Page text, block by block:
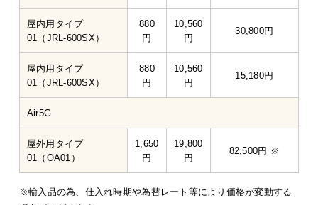
屋内用タイプ
01（JRL-600SX）
880
円
10,560
円
30,800円
屋内用タイプ
01（JRL-600SX）
880
円
10,560
円
15,180円
Air5G
屋外用タイプ
01（OA01）
1,650
円
19,800
円
82,500円 ※
※輸入品の為、仕入れ時期や為替レート等により価格が変動する